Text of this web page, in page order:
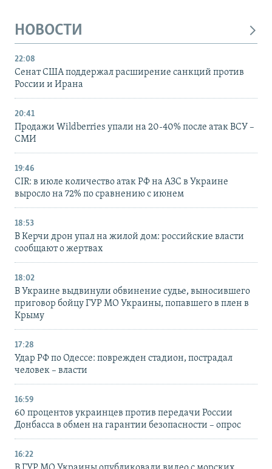
НОВОСТИ
22:08
Сенат США поддержал расширение санкций против
России и Ирана
20:41
Продажи Wildberries упали на 20-40% после атак ВСУ –
СМИ
19:46
CIR: в июле количество атак РФ на АЗС в Украине
выросло на 72% по сравнению с июнем
18:53
В Керчи дрон упал на жилой дом: российские власти
сообщают о жертвах
18:02
В Украине выдвинули обвинение судье, выносившего
приговор бойцу ГУР МО Украины, попавшего в плен в
Крыму
17:28
Удар РФ по Одессе: поврежден стадион, пострадал
человек – власти
16:59
60 процентов украинцев против передачи России
Донбасса в обмен на гарантии безопасности – опрос
16:22